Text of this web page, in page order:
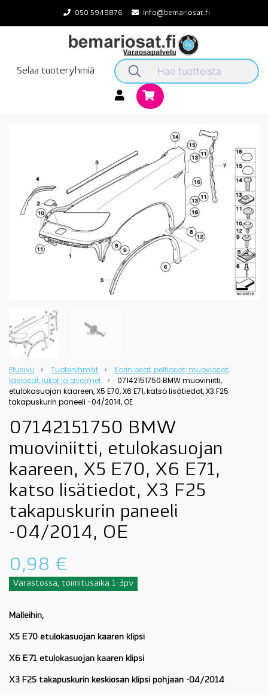
content
050 5949876 info@bemariosat.fi
Selaa tuoteryhmiä
Etusivu Tuoteryhmät
Korin osat, peltiosat, muoviosat,
lasiosat, lukot ja avaimet
07142151750 BMW muoviniitti,
etulokasuojan kaareen, X5 E70, X6 E71, katso lisätiedot, X3 F25
takapuskurin paneeli -04/2014, OE
07142151750 BMW
muoviniitti, etulokasuojan
kaareen, X5 E70, X6 E71,
katso lisätiedot, X3 F25
takapuskurin paneeli
-04/2014, OE
0,98 €
Varastossa, toimitusaika 1-3pv
Malleihin,
X5 E70 etulokasuojan kaaren klipsi
X6 E71 etulokasuojan kaaren klipsi
X3 F25 takapuskurin keskiosan klipsi pohjaan -04/2014